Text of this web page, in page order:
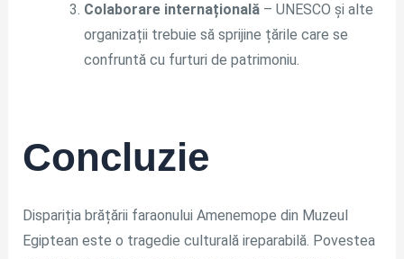
Colaborare internațională– UNESCO și alte
organizații trebuie să sprijine țările care se
confruntă cu furturi de patrimoniu.
Concluzie
Dispariția brățării faraonului Amenemope din Muzeul
Egiptean este o tragedie culturală ireparabilă. Povestea